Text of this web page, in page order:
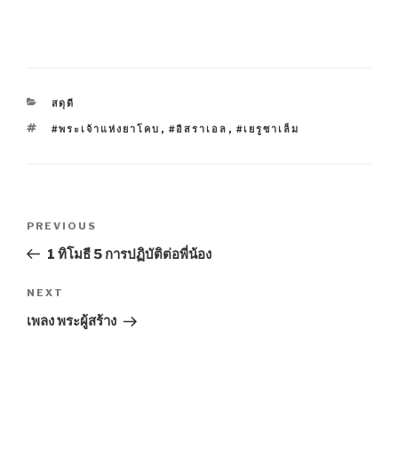
CATEGORIES
สดุดี
TAGS
#พระเจ้าแห่งยาโคบ , #อิสราเอล , #เยรูซาเล็ม
navigation
Previous
Post
PREVIOUS
1 ทิโมธี 5 การปฏิบัติต่อพี่น้อง
Next
Post
NEXT
เพลง พระผู้สร้าง